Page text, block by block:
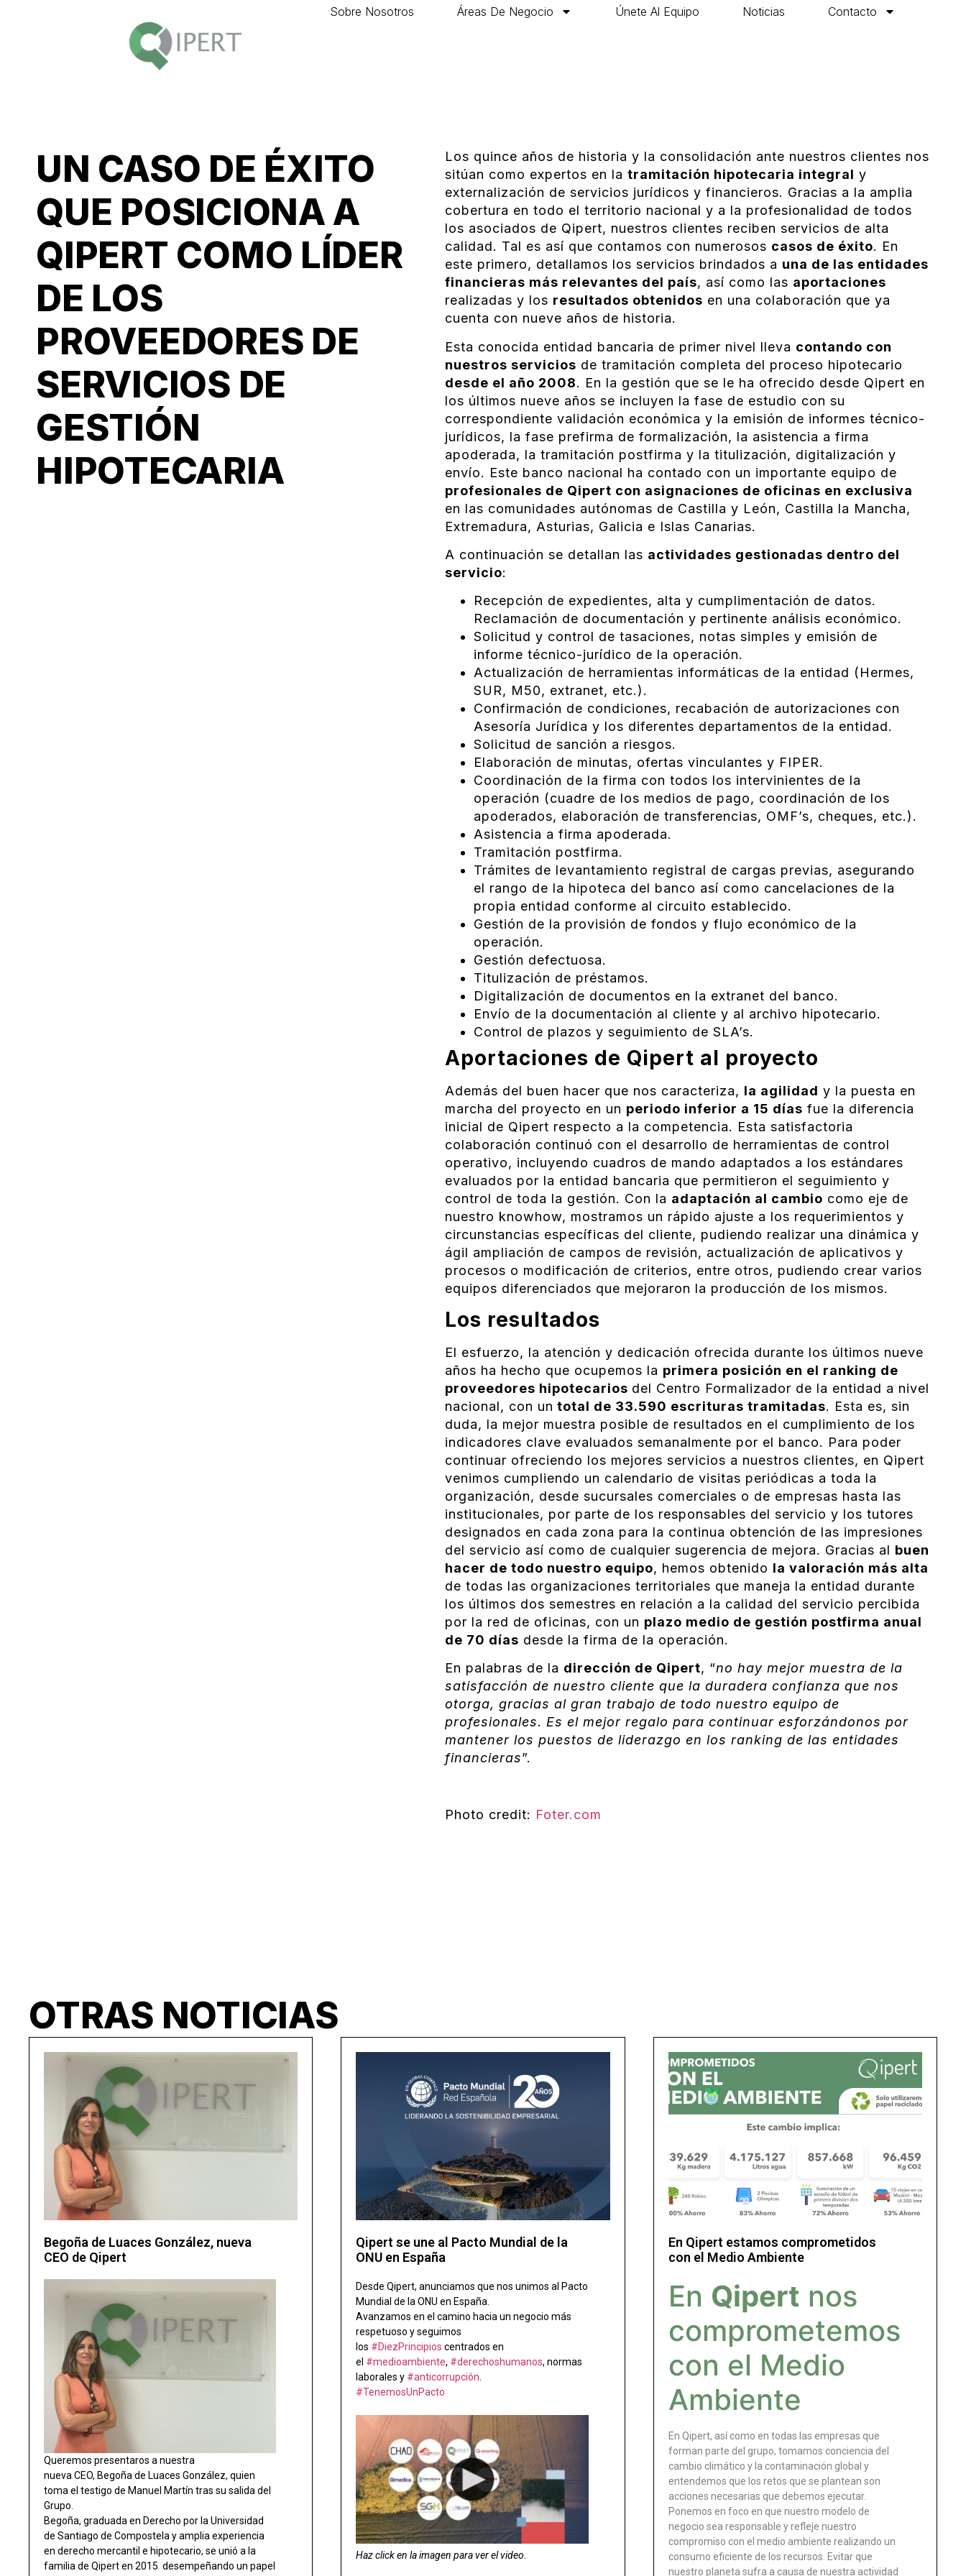
Sobre Nosotros Áreas De Negocio Únete Al Equipo Noticias Contacto
UN CASO DE ÉXITO
QUE POSICIONA A
QIPERT COMO LÍDER
DE LOS
PROVEEDORES DE
SERVICIOS DE
GESTIÓN
HIPOTECARIA
Los quince años de historia y la consolidación ante nuestros clientes nos
sitúan como expertos en la tramitación hipotecaria integral y
externalización de servicios jurídicos y financieros. Gracias a la amplia
cobertura en todo el territorio nacional y a la profesionalidad de todos
los asociados de Qipert, nuestros clientes reciben servicios de alta
calidad. Tal es así que contamos con numerosos casos de éxito. En
este primero, detallamos los servicios brindados a una de las entidades
financieras más relevantes del país, así como las aportaciones
realizadas y los resultados obtenidos en una colaboración que ya
cuenta con nueve años de historia.
Esta conocida entidad bancaria de primer nivel lleva contando con
nuestros servicios de tramitación completa del proceso hipotecario
desde el año 2008. En la gestión que se le ha ofrecido desde Qipert en
los últimos nueve años se incluyen la fase de estudio con su
correspondiente validación económica y la emisión de informes técnico-
jurídicos, la fase prefirma de formalización, la asistencia a firma
apoderada, la tramitación postfirma y la titulización, digitalización y
envío. Este banco nacional ha contado con un importante equipo de
profesionales de Qipert con asignaciones de oficinas en exclusiva
en las comunidades autónomas de Castilla y León, Castilla la Mancha,
Extremadura, Asturias, Galicia e Islas Canarias.
A continuación se detallan las actividades gestionadas dentro del
servicio:
Recepción de expedientes, alta y cumplimentación de datos.
Reclamación de documentación y pertinente análisis económico.
Solicitud y control de tasaciones, notas simples y emisión de
informe técnico-jurídico de la operación.
Actualización de herramientas informáticas de la entidad (Hermes,
SUR, M50, extranet, etc.).
Confirmación de condiciones, recabación de autorizaciones con
Asesoría Jurídica y los diferentes departamentos de la entidad.
Solicitud de sanción a riesgos.
Elaboración de minutas, ofertas vinculantes y FIPER.
Coordinación de la firma con todos los intervinientes de la
operación (cuadre de los medios de pago, coordinación de los
apoderados, elaboración de transferencias, OMF’s, cheques, etc.).
Asistencia a firma apoderada.
Tramitación postfirma.
Trámites de levantamiento registral de cargas previas, asegurando
el rango de la hipoteca del banco así como cancelaciones de la
propia entidad conforme al circuito establecido.
Gestión de la provisión de fondos y flujo económico de la
operación.
Gestión defectuosa.
Titulización de préstamos.
Digitalización de documentos en la extranet del banco.
Envío de la documentación al cliente y al archivo hipotecario.
Control de plazos y seguimiento de SLA’s.
Aportaciones de Qipert al proyecto
Además del buen hacer que nos caracteriza, la agilidad y la puesta en
marcha del proyecto en un periodo inferior a 15 días fue la diferencia
inicial de Qipert respecto a la competencia. Esta satisfactoria
colaboración continuó con el desarrollo de herramientas de control
operativo, incluyendo cuadros de mando adaptados a los estándares
evaluados por la entidad bancaria que permitieron el seguimiento y
control de toda la gestión. Con la adaptación al cambio como eje de
nuestro knowhow, mostramos un rápido ajuste a los requerimientos y
circunstancias específicas del cliente, pudiendo realizar una dinámica y
ágil ampliación de campos de revisión, actualización de aplicativos y
procesos o modificación de criterios, entre otros, pudiendo crear varios
equipos diferenciados que mejoraron la producción de los mismos.
Los resultados
El esfuerzo, la atención y dedicación ofrecida durante los últimos nueve
años ha hecho que ocupemos la primera posición en el ranking de
proveedores hipotecarios del Centro Formalizador de la entidad a nivel
nacional, con un total de 33.590 escrituras tramitadas. Esta es, sin
duda, la mejor muestra posible de resultados en el cumplimiento de los
indicadores clave evaluados semanalmente por el banco. Para poder
continuar ofreciendo los mejores servicios a nuestros clientes, en Qipert
venimos cumpliendo un calendario de visitas periódicas a toda la
organización, desde sucursales comerciales o de empresas hasta las
institucionales, por parte de los responsables del servicio y los tutores
designados en cada zona para la continua obtención de las impresiones
del servicio así como de cualquier sugerencia de mejora. Gracias al buen
hacer de todo nuestro equipo, hemos obtenido la valoración más alta
de todas las organizaciones territoriales que maneja la entidad durante
los últimos dos semestres en relación a la calidad del servicio percibida
por la red de oficinas, con un plazo medio de gestión postfirma anual
de 70 días desde la firma de la operación.
En palabras de la dirección de Qipert, “no hay mejor muestra de la
satisfacción de nuestro cliente que la duradera confianza que nos
otorga, gracias al gran trabajo de todo nuestro equipo de
profesionales. Es el mejor regalo para continuar esforzándonos por
mantener los puestos de liderazgo en los ranking de las entidades
financieras”.
Photo credit: Foter.com
OTRAS NOTICIAS
Begoña de Luaces González, nueva
CEO de Qipert
Queremos presentaros a nuestra
nueva CEO, Begoña de Luaces González, quien
toma el testigo de Manuel Martín tras su salida del
Grupo.
Begoña, graduada en Derecho por la Universidad
de Santiago de Compostela y amplia experiencia
en derecho mercantil e hipotecario, se unió a la
familia de Qipert en 2015 desempeñando un papel
Qipert se une al Pacto Mundial de la
ONU en España
Desde Qipert, anunciamos que nos unimos al Pacto
Mundial de la ONU en España.
Avanzamos en el camino hacia un negocio más
respetuoso y seguimos
los #DiezPrincipios centrados en
el #medioambiente, #derechoshumanos, normas
laborales y #anticorrupción
#TenemosUnPacto
Haz click en la imagen para ver el video.
En Qipert estamos comprometidos
con el Medio Ambiente
En Qipert nos
comprometemos
con el Medio
Ambiente
En Qipert, así como en todas las empresas que
forman parte del grupo, tomamos conciencia del
cambio climático y la contaminación global y
entendemos que los retos que se plantean son
acciones necesarias que debemos ejecutar.
Ponemos en foco en que nuestro modelo de
negocio sea responsable y refleje nuestro
compromiso con el medio ambiente realizando un
consumo eficiente de los recursos. Evitar que
nuestro planeta sufra a causa de nuestra actividad